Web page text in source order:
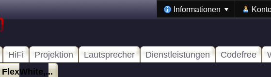
Informationen
HiFi Projektion Lautsprecher Dienstleistungen Codefree